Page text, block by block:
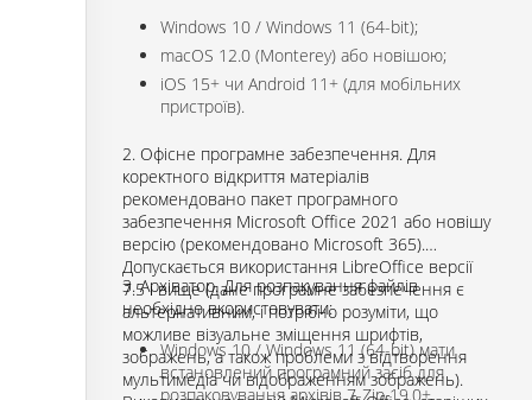
Windows 10 / Windows 11 (64-bit);
macOS 12.0 (Monterey) або новішою;
iOS 15+ чи Android 11+ (для мобільних
пристроїв).
2. Офісне програмне забезпечення. Для
коректного відкриття матеріалів
рекомендовано пакет програмного
забезпечення Microsoft Office 2021 або новішу
версію (рекомендовано Microsoft 365).
Допускається використання LibreOffice версії
7.5 і вище (дане програмне забезпечення є
альтернативним, і потрібно розуміти, що
можливе візуальне зміщення шрифтів,
зображень, а також проблеми з відтворення
мультимедіа чи відображенням зображень).
3. Архіватор. Для розпакування файлів
необхідно вкористовувати:
Windows 10 / Windows 11 (64-bit) мати
встановлений програмний засіб для
розпаковування архівів 7-Zip 19.0+.